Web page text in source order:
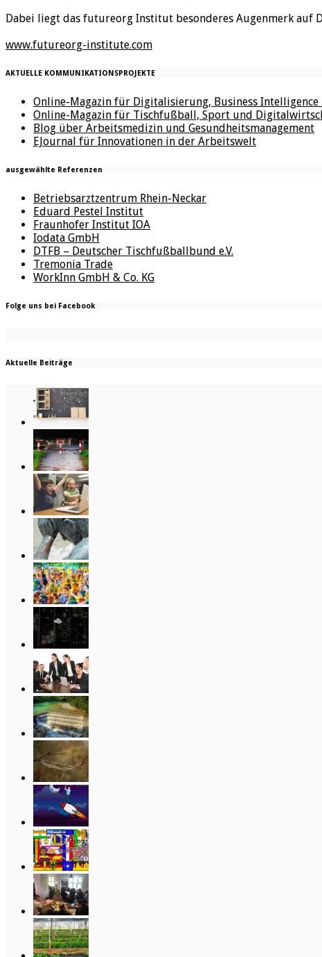
Dabei liegt das futureorg Institut besonderes Augenmerk auf
www.futureorg-institute.com
AKTUELLE KOMMUNIKATIONSPROJEKTE
Online-Magazin für Digitalisierung, Business
Online-Magazin für Tischfußball, Sport und
Blog über Arbeitsmedizin und Gesundheitsmanagement
EJournal für Innovationen in der Arbeitswelt
ausgewählte Referenzen
Betriebsarztzentrum Rhein-Neckar
Eduard Pestel Institut
Fraunhofer Institut IOA
Iodata GmbH
DTFB – Deutscher Tischfußballbund e.V.
Tremonia Trade
WorkInn GmbH & Co. KG
Folge uns bei Facebook
Aktuelle Beiträge